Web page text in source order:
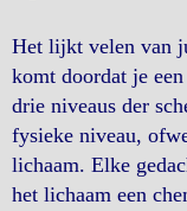
Het lijkt velen van
komt doordat je
drie niveaus der
fysieke niveau,
lichaam. Elke
het lichaam een